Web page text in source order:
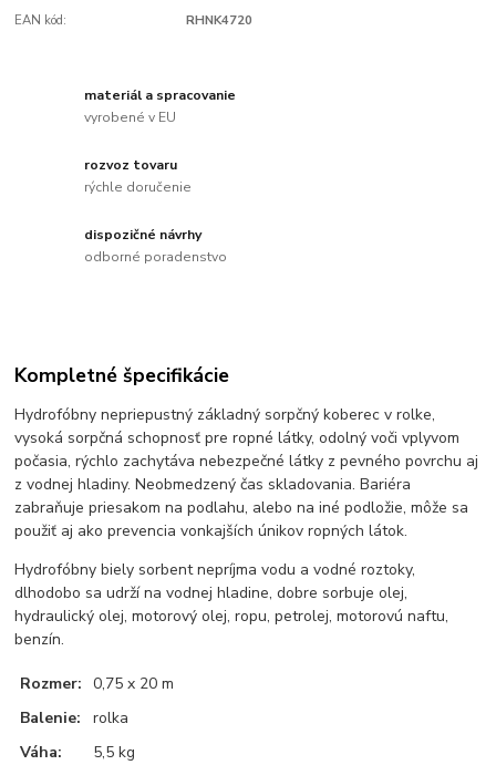
EAN kód: RHNK4720
materiál a spracovanie
vyrobené v EU
rozvoz tovaru
rýchle doručenie
dispozičné návrhy
odborné poradenstvo
Kompletné špecifikácie
Hydrofóbny nepriepustný základný sorpčný koberec v rolke,
vysoká sorpčná schopnosť pre ropné látky, odolný voči vplyvom
počasia, rýchlo zachytáva nebezpečné látky z pevného povrchu aj
z vodnej hladiny. Neobmedzený čas skladovania. Bariéra
zabraňuje priesakom na podlahu, alebo na iné podložie, môže sa
použiť aj ako prevencia vonkajších únikov ropných látok.
Hydrofóbny biely sorbent nepríjma vodu a vodné roztoky,
dlhodobo sa udrží na vodnej hladine, dobre sorbuje olej,
hydraulický olej, motorový olej, ropu, petrolej, motorovú naftu,
benzín.
Rozmer: 0,75 x 20 m
Balenie:
rolka
Váha:
5,5 kg